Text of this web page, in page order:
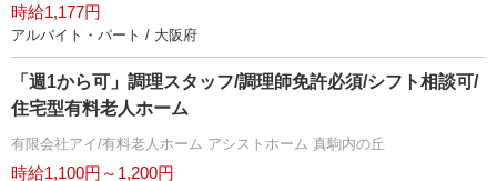
時給1,177円
アルバイト・パート / 大阪府
「週1から可」調理スタッフ/調理師免許必須/シフト相談可/
住宅型有料老人ホーム
有限会社アイ/有料老人ホーム アシストホーム 真駒内の丘
時給1,100円～1,200円